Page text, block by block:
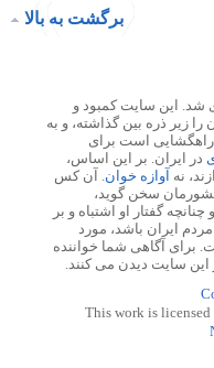
برگشت به بالا
۱۳۸۷ پایه گذاری شد. این سایت کمبود و
زیر ذره بین گذاشته، و به
است برای
در ایران. بر این اساس،
نه آوازه خوان. آن کس
سخن گوید،
گفتار او اشتباه و بر
مردم ایران باشد، مورد
برای آگاهی شما خواننده
This work is licensed